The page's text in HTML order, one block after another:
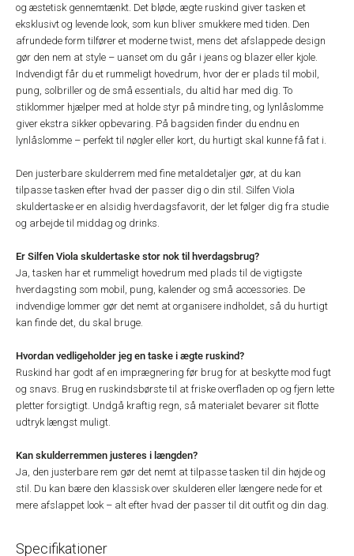
og æstetisk gennemtænkt. Det bløde, ægte ruskind giver tasken et
eksklusivt og levende look, som kun bliver smukkere med tiden. Den
afrundede form tilfører et moderne twist, mens det afslappede design
gør den nem at style – uanset om du går i jeans og blazer eller kjole.
Indvendigt får du et rummeligt hovedrum, hvor der er plads til mobil,
pung, solbriller og de små essentials, du altid har med dig. To
stiklommer hjælper med at holde styr på mindre ting, og lynlåslomme
giver ekstra sikker opbevaring. På bagsiden finder du endnu en
lynlåslomme – perfekt til nøgler eller kort, du hurtigt skal kunne få fat i.
Den justerbare skulderrem med fine metaldetaljer gør, at du kan
tilpasse tasken efter hvad der passer dig o din stil. Silfen Viola
skuldertaske er en alsidig hverdagsfavorit, der let følger dig fra studie
og arbejde til middag og drinks.
Er Silfen Viola skuldertaske stor nok til hverdagsbrug?
Ja, tasken har et rummeligt hovedrum med plads til de vigtigste
hverdagsting som mobil, pung, kalender og små accessories. De
indvendige lommer gør det nemt at organisere indholdet, så du hurtigt
kan finde det, du skal bruge.
Hvordan vedligeholder jeg en taske i ægte ruskind?
Ruskind har godt af en imprægnering før brug for at beskytte mod fugt
og snavs. Brug en ruskindsbørste til at friske overfladen op og fjern lette
pletter forsigtigt. Undgå kraftig regn, så materialet bevarer sit flotte
udtryk længst muligt.
Kan skulderremmen justeres i længden?
Ja, den justerbare rem gør det nemt at tilpasse tasken til din højde og
stil. Du kan bære den klassisk over skulderen eller længere nede for et
mere afslappet look – alt efter hvad der passer til dit outfit og din dag.
Specifikationer